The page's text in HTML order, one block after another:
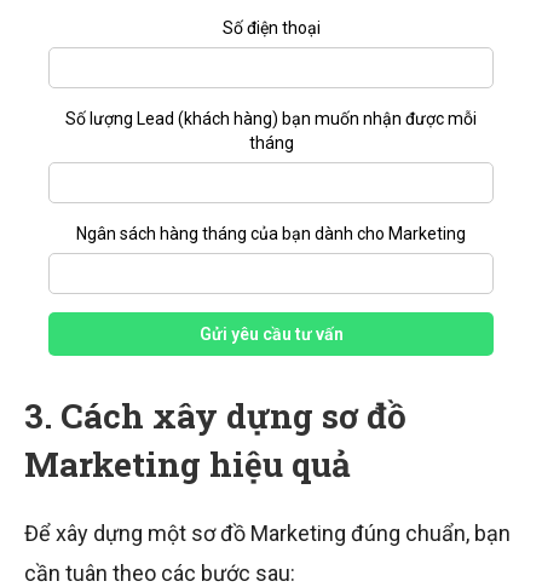
Số lượng Lead (khách hàng) bạn muốn nhận được mỗi
tháng
Ngân sách hàng tháng của bạn dành cho Marketing
Số điện thoại
Gửi yêu cầu tư vấn
3. Cách xây dựng sơ đồ
Marketing hiệu quả
Để xây dựng một sơ đồ Marketing đúng chuẩn, bạn
cần tuân theo các bước sau: